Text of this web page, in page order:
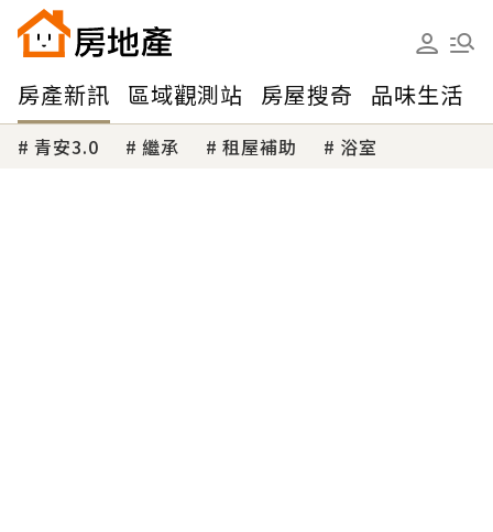
房產新訊 區域觀測站 房屋搜奇 品味生活
青安3.0 繼承 租屋補助 浴室